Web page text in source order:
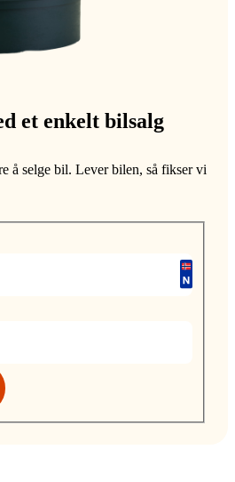
et enkelt bilsalg
å selge bil. Lever bilen, så fikser vi